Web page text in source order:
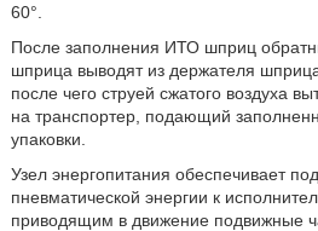
60°.
После заполнения ИТО шприц
шприца выводят из держателя
после чего струей сжатого воздуха
на транспортер, подающий
упаковки.
Узел энергопитания обеспечивает
пневматической энергии к
приводящим в движение подвижные